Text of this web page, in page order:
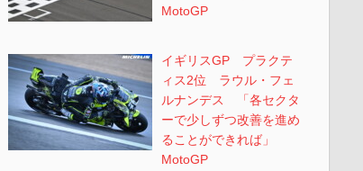
MotoGP
イギリスGP プラクテ
ィス2位 ラウル・フェ
ルナンデス 「各セクタ
ーで少しずつ改善を進め
ることができれば」
MotoGP